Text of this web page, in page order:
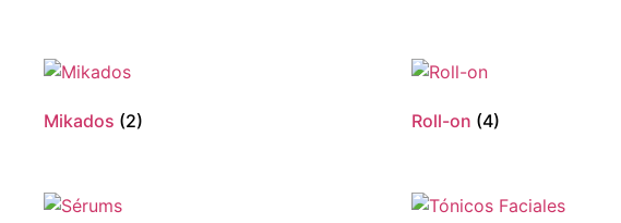
Mikados (2) Roll-on (4)